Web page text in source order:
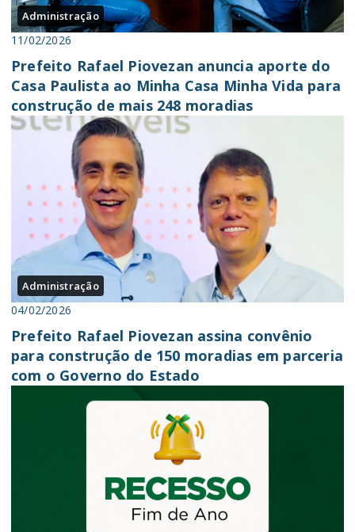
Administração
11/02/2026
Prefeito Rafael Piovezan anuncia aporte do
Casa Paulista ao Minha Casa Minha Vida para
construção de mais 248 moradias
Administração
04/02/2026
Prefeito Rafael Piovezan assina convênio
para construção de 150 moradias em parceria
com o Governo do Estado